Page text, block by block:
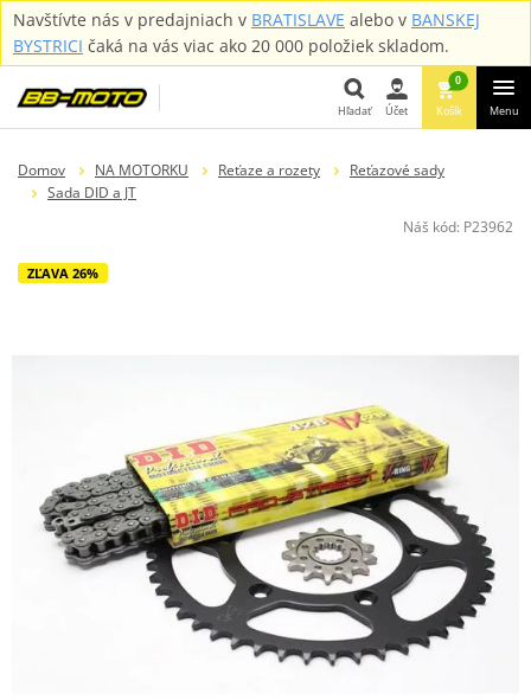
Navštívte nás v predajniach v BRATISLAVE alebo v BANSKEJ
BYSTRICI čaká na vás viac ako 20 000 položiek skladom.
Hľadať
Hľadať Účet
0
Košík Menu
Domov NA MOTORKU Reťaze a rozety
Reťazové sady
Sada DID a JT
Náš kód: P23962
ZĽAVA 26%